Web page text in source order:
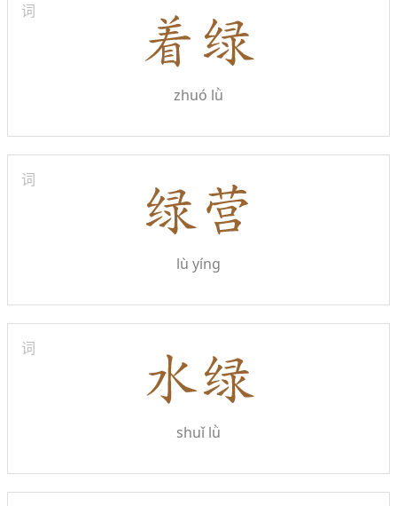
词
zhuó lǜ
词
lù yíng
词
shuǐ lǜ